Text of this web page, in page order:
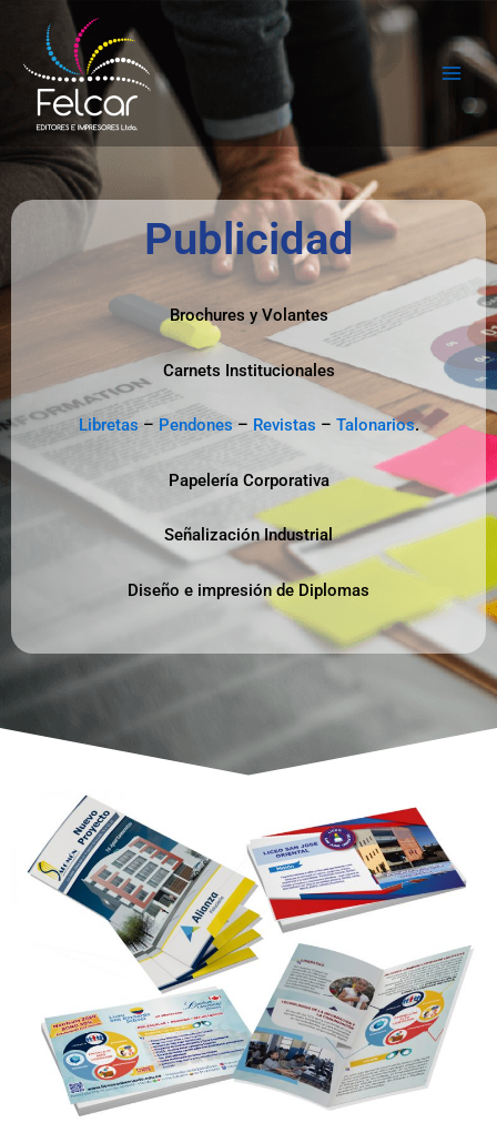
contenido
Publicidad
Brochures y Volantes
Carnets Institucionales
Libretas – Pendones – Revistas – Talonarios.
Papelería Corporativa
Señalización Industrial
Diseño e impresión de Diplomas